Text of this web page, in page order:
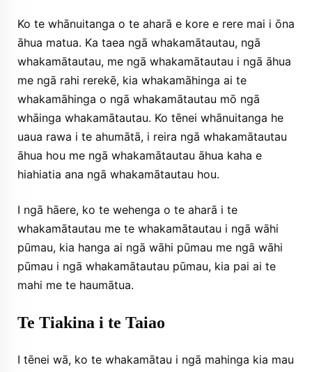
Ko te whānuitanga o te aharā e kore e rere mai i ōna
āhua matua. Ka taea ngā whakamātautau, ngā
whakamātautau, me ngā whakamātautau i ngā āhua
me ngā rahi rerekē, kia whakamāhinga ai te
whakamāhinga o ngā whakamātautau mō ngā
whāinga whakamātautau. Ko tēnei whānuitanga he
uaua rawa i te ahumātā, i reira ngā whakamātautau
āhua hou me ngā whakamātautau āhua kaha e
hiahiatia ana ngā whakamātautau hou.
I ngā hāere, ko te wehenga o te aharā i te
whakamātautau me te whakamātautau i ngā wāhi
pūmau, kia hanga ai ngā wāhi pūmau me ngā wāhi
pūmau i ngā whakamātautau pūmau, kia pai ai te
mahi me te haumātua.
Te Tiakina i te Taiao
I tēnei wā, ko te whakamātau i ngā mahinga kia mau